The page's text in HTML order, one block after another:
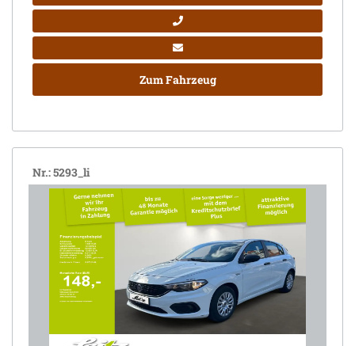
Zum Fahrzeug
Nr.: 5293_li